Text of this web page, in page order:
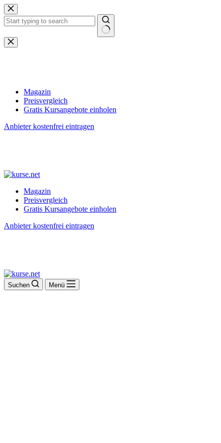
Zum
Inhalt
springen
Keine
Ergebnisse
Magazin
Preisvergleich
Gratis Kursangebote einholen
Anbieter kostenfrei eintragen
Magazin
Preisvergleich
Gratis Kursangebote einholen
Anbieter kostenfrei eintragen
Suchen Menü